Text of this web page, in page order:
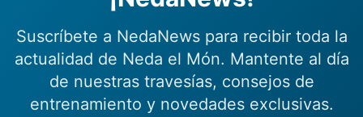
Suscríbete a NedaNews para recibir toda la
actualidad de Neda el Món. Mantente al día
de nuestras travesías, consejos de
entrenamiento y novedades exclusivas.